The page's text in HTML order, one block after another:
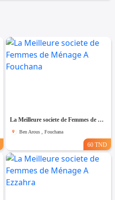
La Meilleure societe de Femmes de Ménage A Fouchana
Ben Arous , Fouchana
60 TND